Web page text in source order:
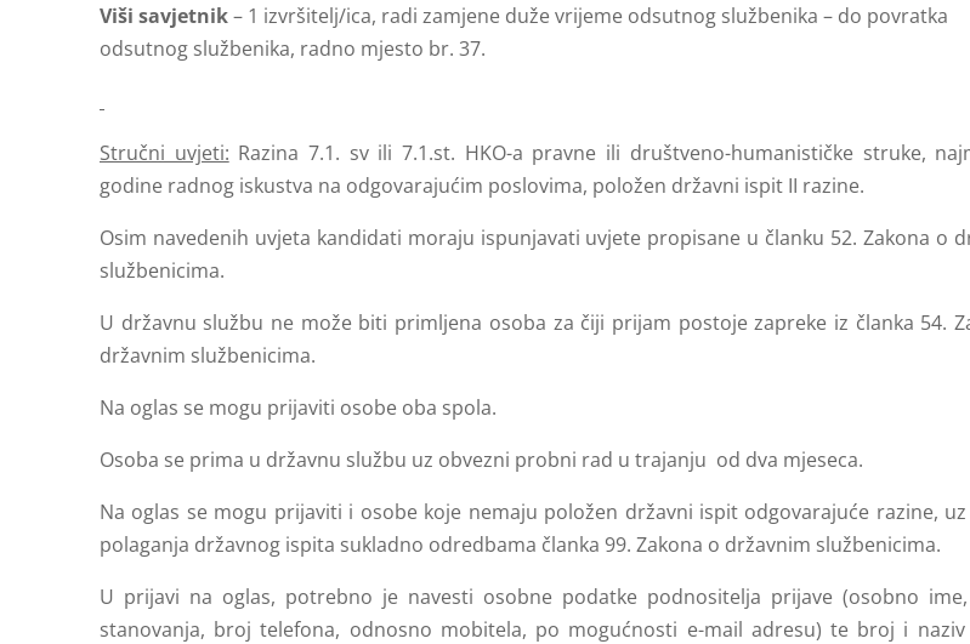
Viši savjetnik– 1 izvršitelj/ica, radi zamjene duže vrijeme odsutnog službenika – do povratka
odsutnog službenika, radno mjesto br. 37.
Stručni uvjeti: Razina 7.1. sv ili 7.1.st. HKO-a pravne ili društveno-humanističke struke,
godine radnog iskustva na odgovarajućim poslovima, položen državni ispit II razine.
Osim navedenih uvjeta kandidati moraju ispunjavati uvjete propisane u članku 52. Zakona o
službenicima.
U državnu službu ne može biti primljena osoba za čiji prijam postoje zapreke iz članka 54.
državnim službenicima.
Na oglas se mogu prijaviti osobe oba spola.
Osoba se prima u državnu službu uz obvezni probni rad u trajanju od dva mjeseca.
Na oglas se mogu prijaviti i osobe koje nemaju položen državni ispit odgovarajuće razine,
polaganja državnog ispita sukladno odredbama članka 99. Zakona o državnim službenicima.
U prijavi na oglas, potrebno je navesti osobne podatke podnositelja prijave (osobno
stanovanja, broj telefona, odnosno mobitela, po mogućnosti e-mail adresu) te broj i